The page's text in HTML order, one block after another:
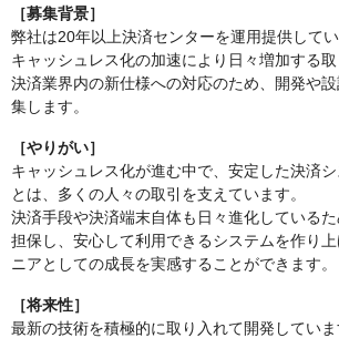
［募集背景］
弊社は20年以上決済センターを運用提供してい
キャッシュレス化の加速により日々増加する取
決済業界内の新仕様への対応のため、開発や
集します。
［やりがい］
キャッシュレス化が進む中で、安定した決済
とは、多くの人々の取引を支えています。
決済手段や決済端末自体も日々進化している
担保し、安心して利用できるシステムを作り
ニアとしての成長を実感することができます。
［将来性］
最新の技術を積極的に取り入れて開発していま